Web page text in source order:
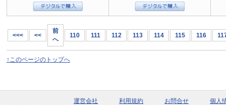
<<< <<
前
へ
110 111 112 113 114 115 116
↑このページのトップへ
運営会社 利用規約 お問合せ 個人